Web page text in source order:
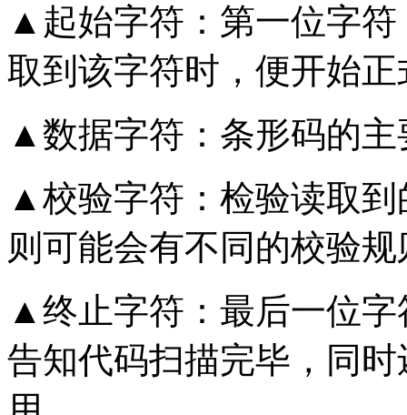
▲起始字符：第一位字
取到该字符时，便开始
▲数据字符：条形码的主
▲校验字符：检验读取
则可能会有不同的校验规
▲终止字符：最后一位
告知代码扫描完毕，同